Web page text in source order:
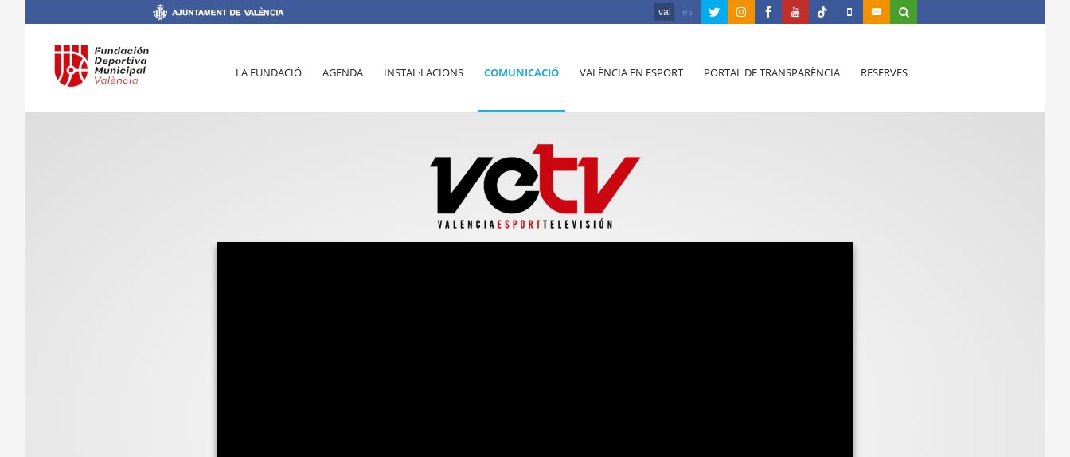
val es
LA FUNDACIÓ AGENDA INSTAL·LACIONS COMUNICACIÓ VALÈNCIA EN ESPORT PORTAL DE TRANSPARÈNCIA RESERVES